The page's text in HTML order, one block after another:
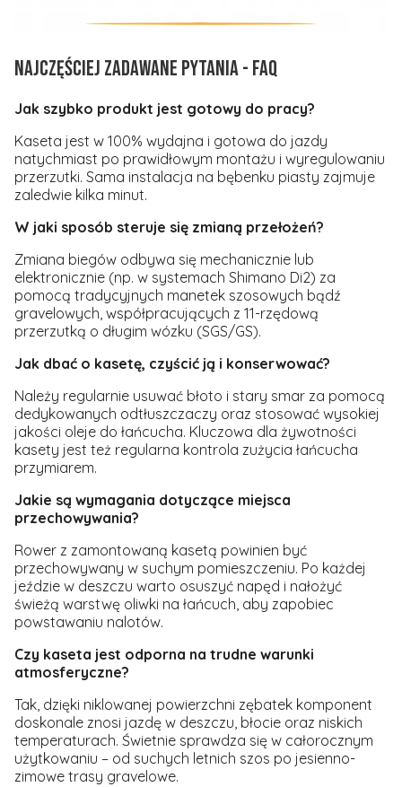
NAJCZĘŚCIEJ ZADAWANE PYTANIA - FAQ
Jak szybko produkt jest gotowy do pracy?
Kaseta jest w 100% wydajna i gotowa do jazdy
natychmiast po prawidłowym montażu i wyregulowaniu
przerzutki. Sama instalacja na bębenku piasty zajmuje
zaledwie kilka minut.
W jaki sposób steruje się zmianą przełożeń?
Zmiana biegów odbywa się mechanicznie lub
elektronicznie (np. w systemach Shimano Di2) za
pomocą tradycyjnych manetek szosowych bądź
gravelowych, współpracujących z 11-rzędową
przerzutką o długim wózku (SGS/GS).
Jak dbać o kasetę, czyścić ją i konserwować?
Należy regularnie usuwać błoto i stary smar za pomocą
dedykowanych odtłuszczaczy oraz stosować wysokiej
jakości oleje do łańcucha. Kluczowa dla żywotności
kasety jest też regularna kontrola zużycia łańcucha
przymiarem.
Jakie są wymagania dotyczące miejsca
przechowywania?
Rower z zamontowaną kasetą powinien być
przechowywany w suchym pomieszczeniu. Po każdej
jeździe w deszczu warto osuszyć napęd i nałożyć
świeżą warstwę oliwki na łańcuch, aby zapobiec
powstawaniu nalotów.
Czy kaseta jest odporna na trudne warunki
atmosferyczne?
Tak, dzięki niklowanej powierzchni zębatek komponent
doskonale znosi jazdę w deszczu, błocie oraz niskich
temperaturach. Świetnie sprawdza się w całorocznym
użytkowaniu – od suchych letnich szos po jesienno-
zimowe trasy gravelowe.